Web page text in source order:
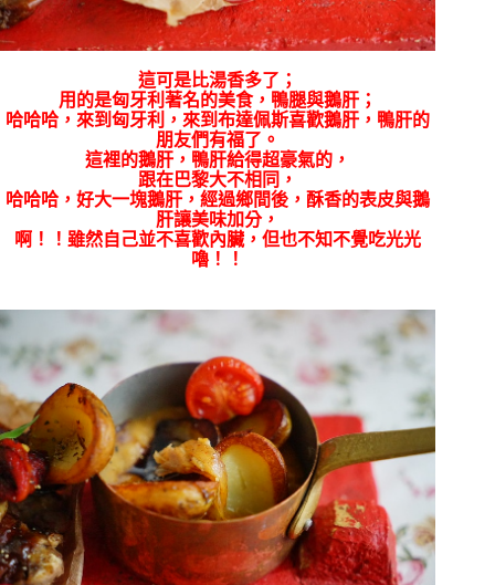
這可是比湯香多了；
用的是匈牙利著名的美食，鴨腿與鵝肝；
哈哈哈，來到匈牙利，來到布達佩斯喜歡鵝肝，鴨肝的
朋友們有福了。
這裡的鵝肝，鴨肝給得超豪氣的，
跟在巴黎大不相同，
哈哈哈，好大一塊鵝肝，經過鄉間後，酥香的表皮與鵝
肝讓美味加分，
啊！！雖然自己並不喜歡內臟，但也不知不覺吃光光
嚕！！